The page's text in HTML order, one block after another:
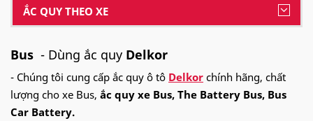
ẮC QUY THEO XE
Bus - Dùng ắc quy Delkor
- Chúng tôi cung cấp ắc quy ô tô Delkor chính hãng, chất
lượng cho xe Bus, ắc quy xe Bus, The Battery Bus, Bus
Car Battery.